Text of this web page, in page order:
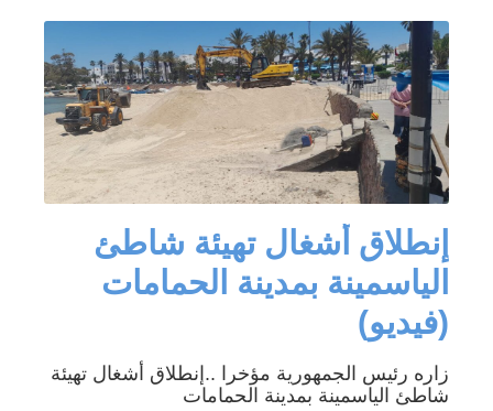
إنطلاق أشغال تهيئة شاطئ
الياسمينة بمدينة الحمامات
(فيديو)
زاره رئيس الجمهورية مؤخرا ..إنطلاق أشغال تهيئة
شاطئ الياسمينة بمدينة الحمامات